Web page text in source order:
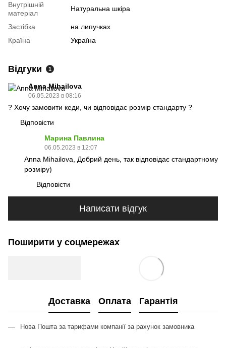
Внутрішній
матеріал
Натуральна шкіра
Застібка
на липучках
Країна
Україна
Відгуки 1
Anna Mihailova
06.05.2023 в 08:16
? Хочу замовити кеди, чи відповідає розмір стандарту ?
Відповісти
Марина Павлина
06.05.2023 в 12:07
Anna Mihailova, Добрий день, так відповідає стандартному
розміру)
Відповісти
Написати відгук
Поширити у соцмережах
Доставка Оплата Гарантія
Нова Пошта за тарифами компанії за рахунок замовника